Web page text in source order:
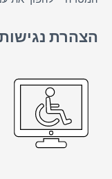
הצהרת